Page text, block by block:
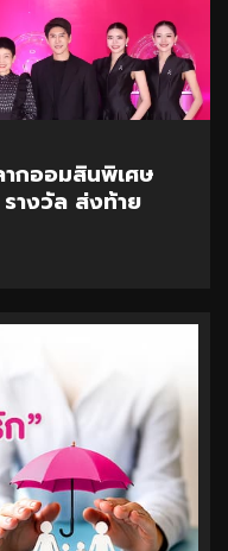
กออมสินพิเศษ
างวัล ส่งท้าย